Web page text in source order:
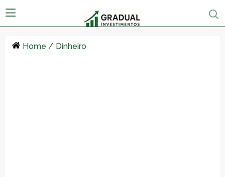
Home / Dinheiro